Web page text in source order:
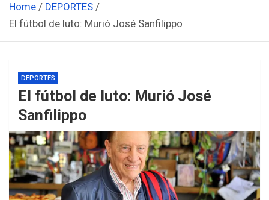
Home
DEPORTES
El fútbol de luto: Murió José Sanfilippo
DEPORTES
El fútbol de luto: Murió José
Sanfilippo